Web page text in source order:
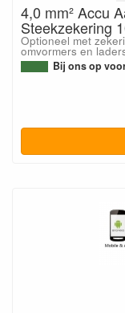
4,0 mm² Accu
Steekzekering
Optioneel met
omvormers en
Bij ons op